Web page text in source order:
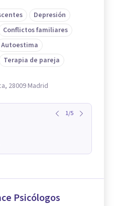
Depresión
Conflictos familiares
Autoestima
Terapia de pareja
28009 Madrid
1/5
Psicólogos